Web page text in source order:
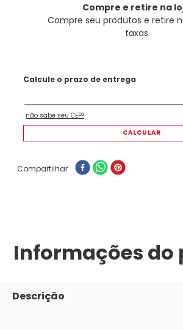
Compre e retire na
Compre seu produtos e retire
taxas
Compartilhar
Informações do
Descrição